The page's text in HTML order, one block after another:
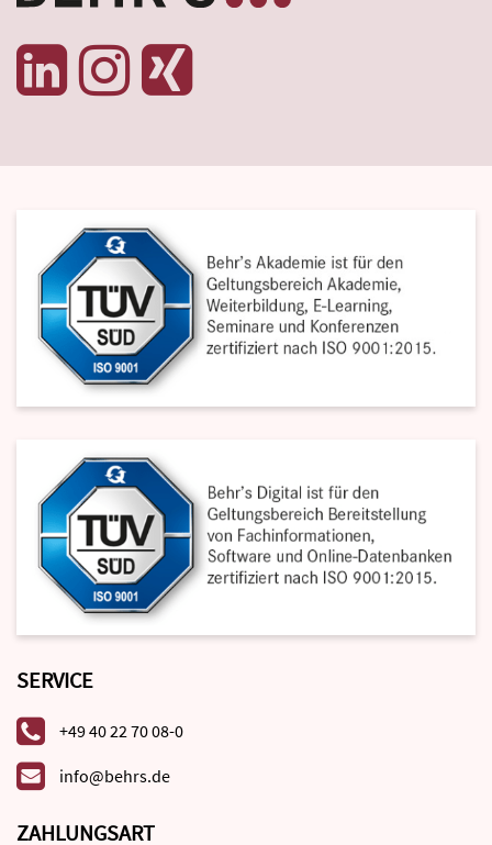
SERVICE
+49 40 22 70 08-0
info@behrs.de
ZAHLUNGSART